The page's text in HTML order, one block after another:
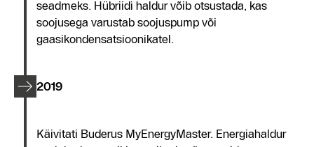
seadmeks. Hübriidi haldur võib otsustada, kas
soojusega varustab soojuspump või
gaasikondensatsioonikatel.
2019
Käivitati Buderus MyEnergyMaster. Energiahaldur